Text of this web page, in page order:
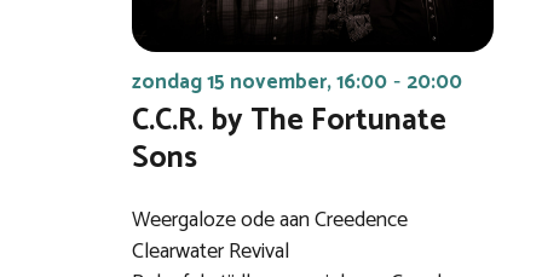
zondag 15 november, 16:00 - 20:00
C.C.R. by The Fortunate
Sons
Weergaloze ode aan Creedence
Clearwater Revival